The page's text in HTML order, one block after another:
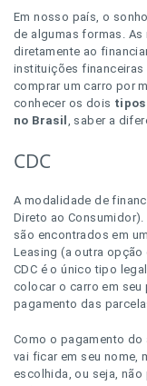
Em nosso país, o
de algumas formas.
diretamente ao
instituições financeiras
comprar um carro por
conhecer os dois
no Brasil
, saber a
CDC
A modalidade de
Direto ao
são encontrados em
Leasing (a outra opção
CDC é o único tipo
colocar o carro em
pagamento das
Como o pagamento
vai ficar em seu nome,
escolhida, ou seja,